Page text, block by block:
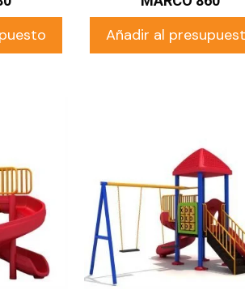
Añadir al